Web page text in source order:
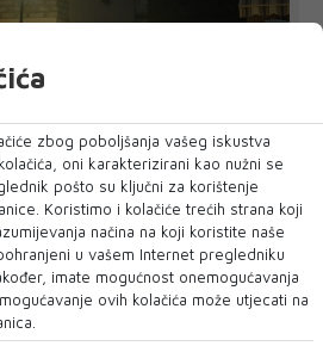
preko 200 ljudi
je na zapadnoj obali Gardskog
zbog poboljšanja vašeg iskustva
oni karakterizirani kao nužni se
pošto su ključni za korištenje
Koristimo i kolačiće trećih strana koji
načina na koji koristite naše
u vašem Internet pregledniku
imate mogućnost onemogućavanja
ovih kolačića može utjecati na